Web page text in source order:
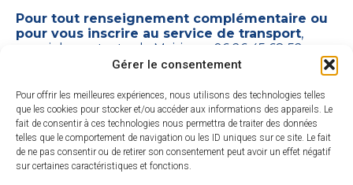
Gérer le consentement
Pour offrir les meilleures expériences, nous utilisons des technologies telles
que les cookies pour stocker et/ou accéder aux informations des appareils. Le
fait de consentir à ces technologies nous permettra de traiter des données
telles que le comportement de navigation ou les ID uniques sur ce site. Le fait
de ne pas consentir ou de retirer son consentement peut avoir un effet négatif
sur certaines caractéristiques et fonctions.
Pour tout renseignement complémentaire ou
pour vous inscrire au service de transport,
merci de contacter la Mairie au 06 26 45 68 52